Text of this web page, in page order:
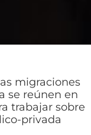
migraciones
se reúnen en
trabajar sobre
privada